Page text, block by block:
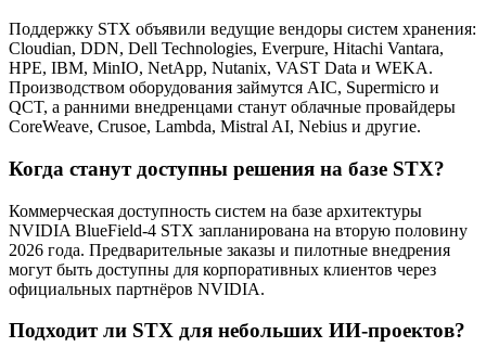
Поддержку STX объявили ведущие вендоры систем хранения:
Cloudian, DDN, Dell Technologies, Everpure, Hitachi Vantara,
HPE, IBM, MinIO, NetApp, Nutanix, VAST Data и WEKA.
Производством оборудования займутся AIC, Supermicro и
QCT, а ранними внедренцами станут облачные провайдеры
CoreWeave, Crusoe, Lambda, Mistral AI, Nebius и другие.
Когда станут доступны решения на базе STX?
Коммерческая доступность систем на базе архитектуры
NVIDIA BlueField-4 STX запланирована на вторую половину
2026 года. Предварительные заказы и пилотные внедрения
могут быть доступны для корпоративных клиентов через
официальных партнёров NVIDIA.
Подходит ли STX для небольших ИИ-проектов?